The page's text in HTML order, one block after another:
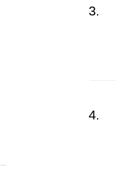
3.
4.